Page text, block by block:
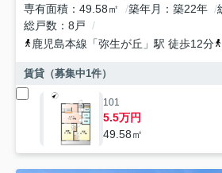
専有面積
49.58㎡ 築年月 築22年
総戸数
8戸
鹿児島本線 「弥生が丘 」駅 徒歩12分
賃貸（募集中1件）
101
5.5万円
49.58㎡